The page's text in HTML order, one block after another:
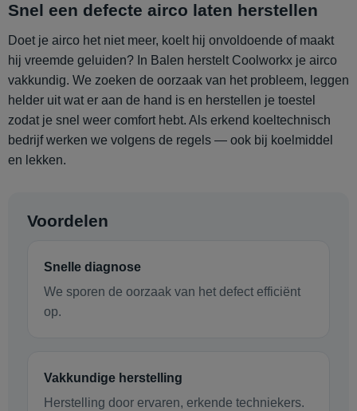
Snel een defecte airco laten herstellen
Doet je airco het niet meer, koelt hij onvoldoende of maakt
hij vreemde geluiden? In Balen herstelt Coolworkx je airco
vakkundig. We zoeken de oorzaak van het probleem, leggen
helder uit wat er aan de hand is en herstellen je toestel
zodat je snel weer comfort hebt. Als erkend koeltechnisch
bedrijf werken we volgens de regels — ook bij koelmiddel
en lekken.
Voordelen
Snelle diagnose
We sporen de oorzaak van het defect efficiënt
op.
Vakkundige herstelling
Herstelling door ervaren, erkende techniekers.